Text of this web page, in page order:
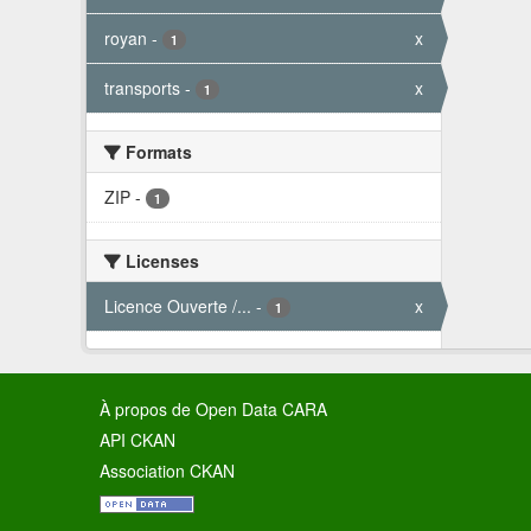
royan - 1 x
transports - 1 x
Formats
ZIP - 1
Licenses
Licence Ouverte /... - 1 x
À propos de Open Data CARA
API CKAN
Association CKAN